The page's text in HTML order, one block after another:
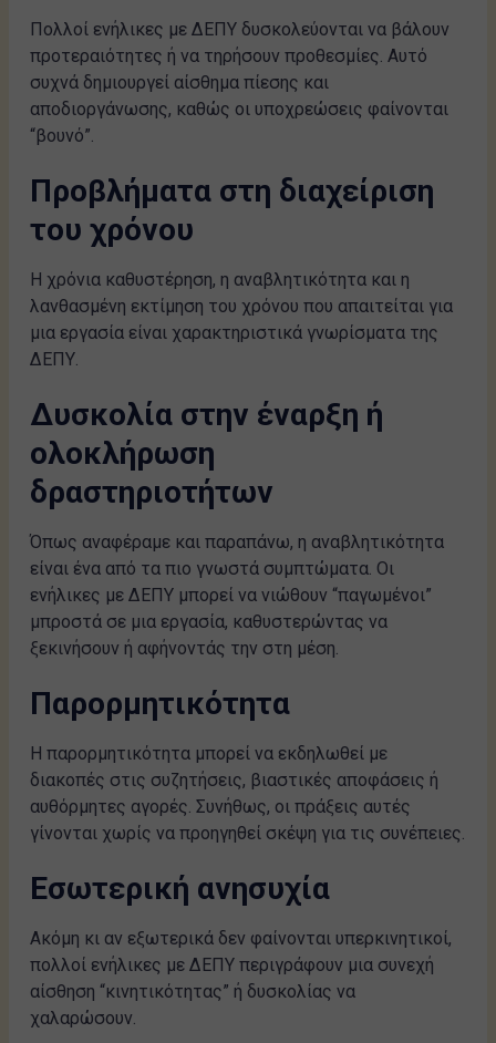
Πολλοί ενήλικες με ΔΕΠΥ δυσκολεύονται να βάλουν
προτεραιότητες ή να τηρήσουν προθεσμίες. Αυτό
συχνά δημιουργεί αίσθημα πίεσης και
αποδιοργάνωσης, καθώς οι υποχρεώσεις φαίνονται
“βουνό”.
Προβλήματα στη διαχείριση
του χρόνου
Η χρόνια καθυστέρηση, η αναβλητικότητα και η
λανθασμένη εκτίμηση του χρόνου που απαιτείται για
μια εργασία είναι χαρακτηριστικά γνωρίσματα της
ΔΕΠΥ.
Δυσκολία στην έναρξη ή
ολοκλήρωση
δραστηριοτήτων
Όπως αναφέραμε και παραπάνω, η αναβλητικότητα
είναι ένα από τα πιο γνωστά συμπτώματα. Οι
ενήλικες με ΔΕΠΥ μπορεί να νιώθουν “παγωμένοι”
μπροστά σε μια εργασία, καθυστερώντας να
ξεκινήσουν ή αφήνοντάς την στη μέση.
Παρορμητικότητα
Η παρορμητικότητα μπορεί να εκδηλωθεί με
διακοπές στις συζητήσεις, βιαστικές αποφάσεις ή
αυθόρμητες αγορές. Συνήθως, οι πράξεις αυτές
γίνονται χωρίς να προηγηθεί σκέψη για τις συνέπειες.
Εσωτερική ανησυχία
Ακόμη κι αν εξωτερικά δεν φαίνονται υπερκινητικοί,
πολλοί ενήλικες με ΔΕΠΥ περιγράφουν μια συνεχή
αίσθηση “κινητικότητας” ή δυσκολίας να
χαλαρώσουν.